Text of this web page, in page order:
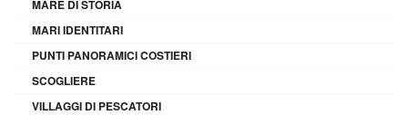
MARE DI STORIA
MARI IDENTITARI
PUNTI PANORAMICI COSTIERI
SCOGLIERE
VILLAGGI DI PESCATORI